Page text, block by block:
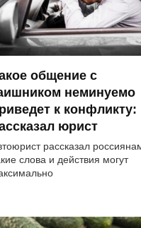
общение с
неминуемо
к конфликту:
юрист
рассказал
слова и действия могут